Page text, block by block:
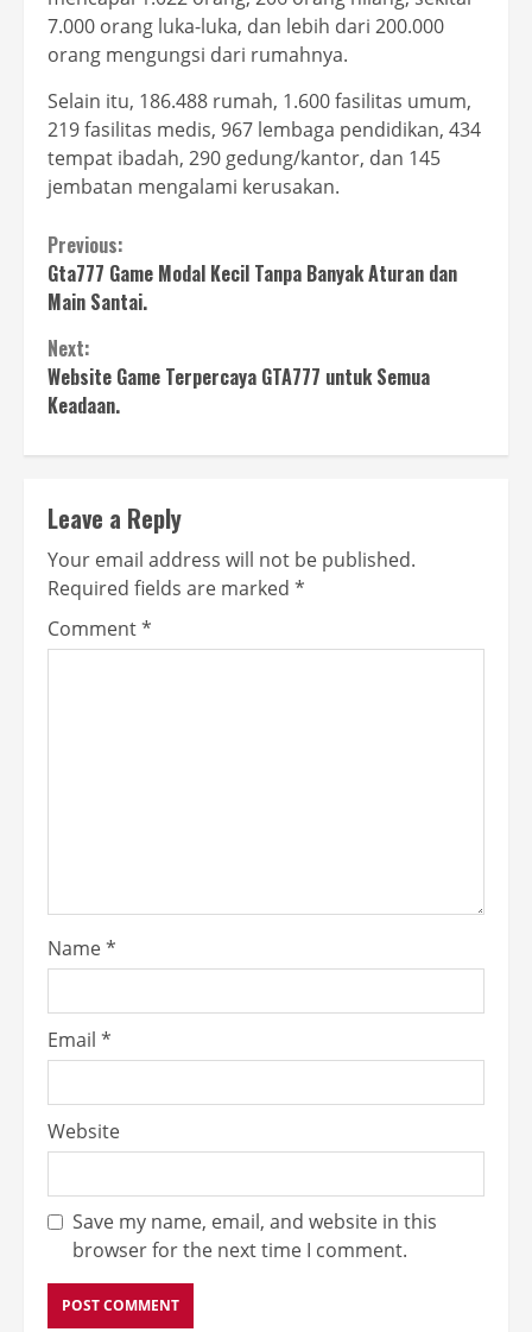
7.000 orang luka-luka, dan lebih dari 200.000
orang mengungsi dari rumahnya.
Selain itu, 186.488 rumah, 1.600 fasilitas umum,
219 fasilitas medis, 967 lembaga pendidikan, 434
tempat ibadah, 290 gedung/kantor, dan 145
jembatan mengalami kerusakan.
Continue
Reading
Previous:
Gta777 Game Modal Kecil Tanpa Banyak Aturan dan
Main Santai.
Next:
Website Game Terpercaya GTA777 untuk Semua
Keadaan.
Leave a Reply
Your email address will not be published.
Required fields are marked *
Comment*
Name*
Email *
Website
Save my name, email, and website in this
browser for the next time I comment.